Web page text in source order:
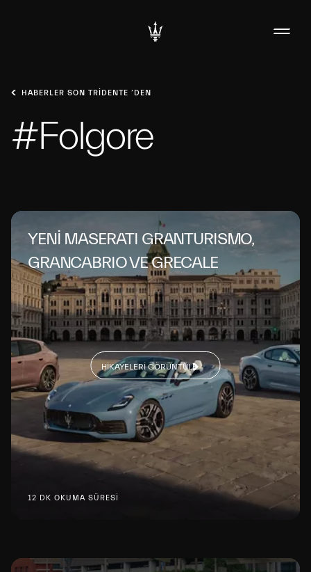
HABERLER SON TRIDENTE ’DEN
#Folgore
YENİ MASERATI GRANTURISMO,
GRANCABRIO VE GRECALE
12 DK OKUMA SÜRESİ
HIKAYELERI GÖRÜNTÜLE